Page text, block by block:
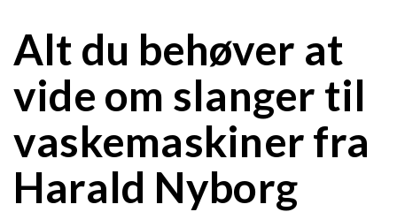
Alt du behøver at
vide om slanger til
vaskemaskiner fra
Harald Nyborg